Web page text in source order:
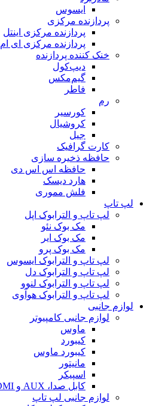
ایسوس
پردازنده مرکزی
پردازنده مرکزی اینتل
پردازنده مرکزی ای
خنک کننده پردازنده
دیپ‌کول
گیم‌مکس
فاطر
رم
کورسیر
کروشیال
جیل
کارت گرافیک
حافظه ذخیره سازی
حافظه اس اس دی
هارد دیسک
فلش مموری
لپ تاپ
لپ تاپ و الترابوک اپل
مک بوک نئو
مک بوک ایر
مک بوک پرو
لپ تاپ و الترابوک ایسوس
لپ تاپ و الترابوک دل
لپ تاپ و الترابوک لنوو
لپ تاپ و الترابوک هوآوی
لوازم جانبی
لوازم جانبی کامپیوتر
ماوس
کیبورد
کیبورد ماوس
مانیتور
اسپیکر
کابل صدا، AUX و HDMI
لوازم جانبی لپ تاپ